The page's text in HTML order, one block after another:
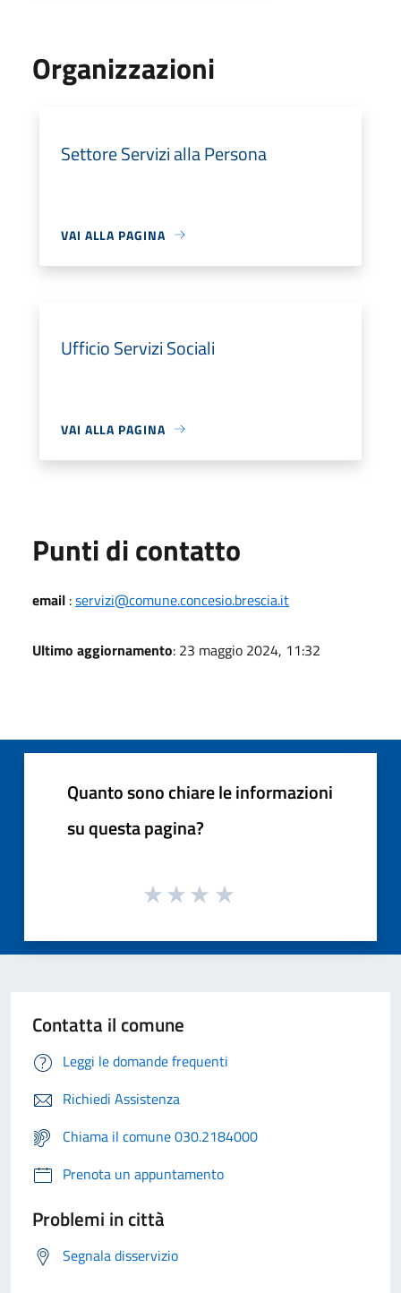
Organizzazioni
Settore Servizi alla Persona
VAI ALLA PAGINA
Ufficio Servizi Sociali
VAI ALLA PAGINA
Punti di contatto
email :servizi@comune.concesio.brescia.it
Ultimo aggiornamento: 23 maggio 2024, 11:32
Quanto sono chiare le informazioni
su questa pagina?
Contatta il comune
Leggi le domande frequenti
Richiedi Assistenza
Chiama il comune 030.2184000
Prenota un appuntamento
Problemi in città
Segnala disservizio